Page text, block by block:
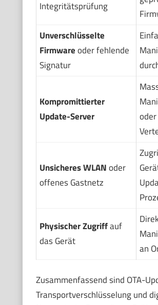
Integritätsprüfung
Unverschlüsselte
Firmwareoder fehlende
Signatur
Kompromittierter
Update-Server
Unsicheres WLANoder
offenes Gastnetz
Physischer Zugriffauf
das Gerät
an
Zusammenfassend sind OTA-
Transportverschlüsselung und